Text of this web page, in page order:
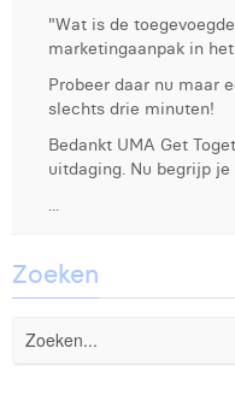
Dhan Claes
Diane Tremouroux
Elio Civalleri
Floriane Defacqz
Hanne Van Loock
Digital Business Intern
"Wat is de
marketingaanpak in
Probeer daar nu maar
slechts drie minuten!
Bedankt UMA Get
uitdaging. Nu begrijp
...
Zoeken